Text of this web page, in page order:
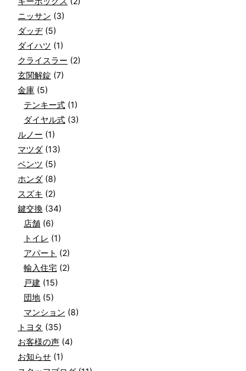
ニッサン (3)
ダッヂ(5)
ダイハツ (1)
クライスラー (2)
玄関解錠 (7)
金庫 (5)
テンキー式 (1)
ダイヤル式 (3)
ルノー (1)
マツダ (13)
ベンツ (5)
ホンダ (8)
スズキ (2)
鍵交換 (34)
店舗 (6)
トイレ (1)
アパート (2)
輸入住宅 (2)
戸建 (15)
団地 (5)
マンション (8)
トヨタ (35)
お客様の声 (4)
お知らせ (1)